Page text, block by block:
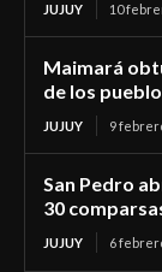
JUJUY 10
Maimará
de los
JUJUY 9
San Pedro
30
JUJUY 6